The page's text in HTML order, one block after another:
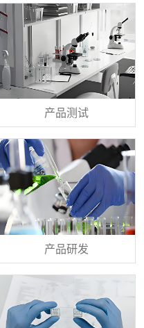
产品测试
产品研发